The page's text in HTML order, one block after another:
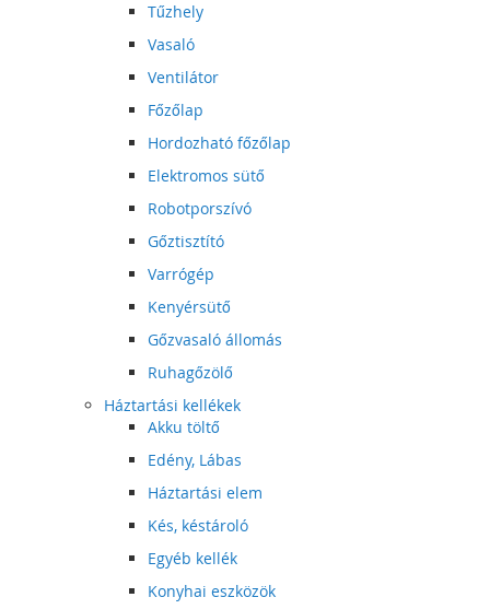
Tűzhely
Vasaló
Ventilátor
Főzőlap
Hordozható főzőlap
Elektromos sütő
Robotporszívó
Gőztisztító
Varrógép
Kenyérsütő
Gőzvasaló állomás
Ruhagőzölő
Háztartási kellékek
Akku töltő
Edény, Lábas
Háztartási elem
Kés, késtároló
Egyéb kellék
Konyhai eszközök